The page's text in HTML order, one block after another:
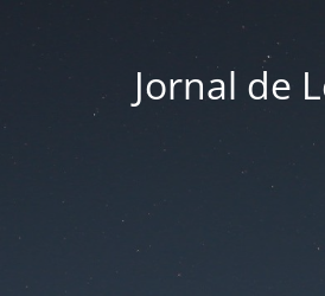
Jornal de